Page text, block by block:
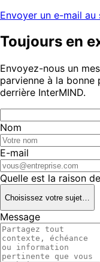
Envoyer un e-mail au
Toujours en
Envoyez-nous un
parvienne à la bonne
derrière InterMIND.
Nom
E-mail
Quelle est la raison
Choisissez votre sujet…
Message